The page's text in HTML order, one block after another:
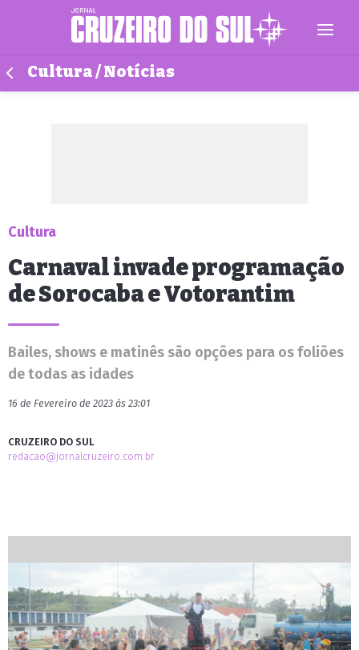
Cultura / Notícias
Cultura
Carnaval invade programação
de Sorocaba e Votorantim
Bailes, shows e matinês são opções para os foliões
de todas as idades
16 de Fevereiro de 2023 às 23:01
CRUZEIRO DO SUL
redacao@jornalcruzeiro.com.br